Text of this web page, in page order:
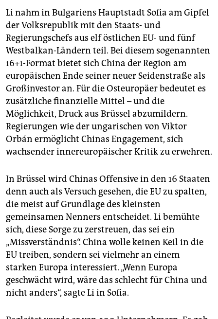
Li nahm in Bulgariens Hauptstadt Sofia am Gipfel
der Volksrepublik mit den Staats- und
Regierungschefs aus elf östlichen EU- und fünf
Westbalkan-Ländern teil. Bei diesem sogenannten
16+1-Format bietet sich China der Region am
europäischen Ende seiner neuer Seidenstraße als
Großinvestor an. Für die Osteuropäer bedeutet es
zusätzliche finanzielle Mittel – und die
Möglichkeit, Druck aus Brüssel abzumildern.
Regierungen wie der ungarischen von Viktor
Orbán ermöglicht Chinas Engagement, sich
wachsender innereuropäischer Kritik zu erwehren.
In Brüssel wird Chinas Offensive in den 16 Staaten
denn auch als Versuch gesehen, die EU zu spalten,
die meist auf Grundlage des kleinsten
gemeinsamen Nenners entscheidet. Li bemühte
sich, diese Sorge zu zerstreuen, das sei ein
„Missverständnis“. China wolle keinen Keil in die
EU treiben, sondern sei vielmehr an einem
starken Europa interessiert. „Wenn Europa
geschwächt wird, wäre das schlecht für China und
nicht anders“, sagte Li in Sofia.